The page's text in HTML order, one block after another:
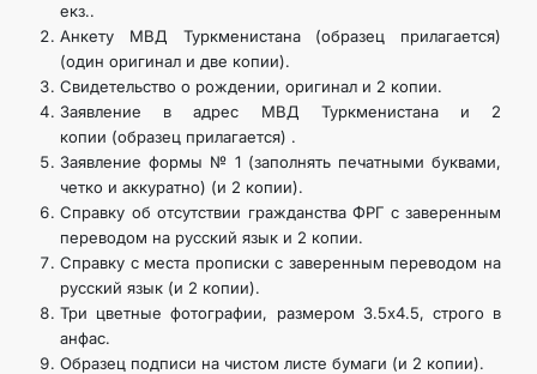
KONTAKT
екз..
Анкету МВД Туркменистана (образец прилагается)
(один оригинал и две копии).
Свидетельство о рождении, оригинал и 2 копии.
Заявление в адрес МВД Туркменистана и 2
копии (образец прилагается) .
Заявление формы № 1 (заполнять печатными буквами,
четко и аккуратно) (и 2 копии).
Справку об отсутствии гражданства ФРГ с заверенным
переводом на русский язык и 2 копии.
Справку с места прописки с заверенным переводом на
русский язык (и 2 копии).
Три цветные фотографии, размером 3.5х4.5, строго в
анфас.
Образец подписи на чистом листе бумаги (и 2 копии).